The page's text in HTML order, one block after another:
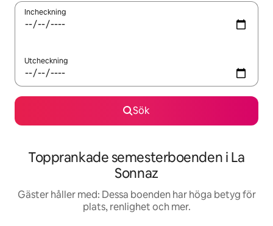
Incheckning
Utcheckning
Sök
Topprankade semesterboenden i La
Sonnaz
Gäster håller med: Dessa boenden har höga betyg för
plats, renlighet och mer.